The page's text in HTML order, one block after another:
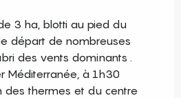
3 ha, blotti au pied du
départ de nombreuses
des vents dominants .
Méditerranée, à 1h30
des thermes et du centre